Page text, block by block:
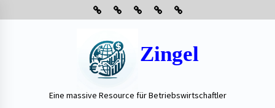
to
Zingel
Eine massive Resource für Betriebswirtschaftler